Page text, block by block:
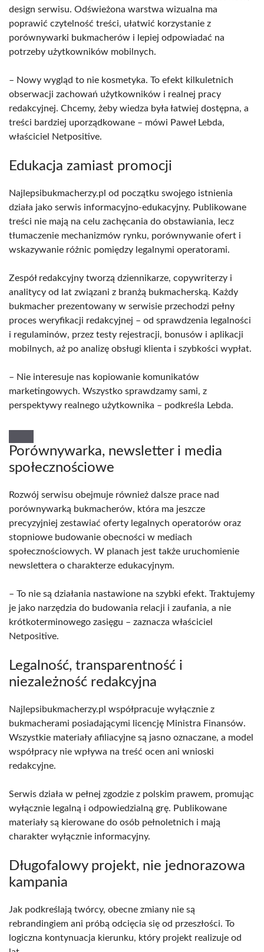
design serwisu. Odświeżona warstwa wizualna ma
poprawić czytelność treści, ułatwić korzystanie z
porównywarki bukmacherów i lepiej odpowiadać na
potrzeby użytkowników mobilnych.
– Nowy wygląd to nie kosmetyka. To efekt kilkuletnich
obserwacji zachowań użytkowników i realnej pracy
redakcyjnej. Chcemy, żeby wiedza była łatwiej dostępna, a
treści bardziej uporządkowane – mówi Paweł Lebda,
właściciel Netpositive.
Edukacja zamiast promocji
Najlepsibukmacherzy.pl od początku swojego istnienia
działa jako serwis informacyjno-edukacyjny. Publikowane
treści nie mają na celu zachęcania do obstawiania, lecz
tłumaczenie mechanizmów rynku, porównywanie ofert i
wskazywanie różnic pomiędzy legalnymi operatorami.
Zespół redakcyjny tworzą dziennikarze, copywriterzy i
analitycy od lat związani z branżą bukmacherską. Każdy
bukmacher prezentowany w serwisie przechodzi pełny
proces weryfikacji redakcyjnej – od sprawdzenia legalności
i regulaminów, przez testy rejestracji, bonusów i aplikacji
mobilnych, aż po analizę obsługi klienta i szybkości wypłat.
– Nie interesuje nas kopiowanie komunikatów
marketingowych. Wszystko sprawdzamy sami, z
perspektywy realnego użytkownika – podkreśla Lebda.
Porównywarka, newsletter i media
społecznościowe
Rozwój serwisu obejmuje również dalsze prace nad
porównywarką bukmacherów, która ma jeszcze
precyzyjniej zestawiać oferty legalnych operatorów oraz
stopniowe budowanie obecności w mediach
społecznościowych. W planach jest także uruchomienie
newslettera o charakterze edukacyjnym.
– To nie są działania nastawione na szybki efekt. Traktujemy
je jako narzędzia do budowania relacji i zaufania, a nie
krótkoterminowego zasięgu – zaznacza właściciel
Netpositive.
Legalność, transparentność i
niezależność redakcyjna
Najlepsibukmacherzy.pl współpracuje wyłącznie z
bukmacherami posiadającymi licencję Ministra Finansów.
Wszystkie materiały afiliacyjne są jasno oznaczane, a model
współpracy nie wpływa na treść ocen ani wnioski
redakcyjne.
Serwis działa w pełnej zgodzie z polskim prawem, promując
wyłącznie legalną i odpowiedzialną grę. Publikowane
materiały są kierowane do osób pełnoletnich i mają
charakter wyłącznie informacyjny.
Długofalowy projekt, nie jednorazowa
kampania
Jak podkreślają twórcy, obecne zmiany nie są
rebrandingiem ani próbą odcięcia się od przeszłości. To
logiczna kontynuacja kierunku, który projekt realizuje od